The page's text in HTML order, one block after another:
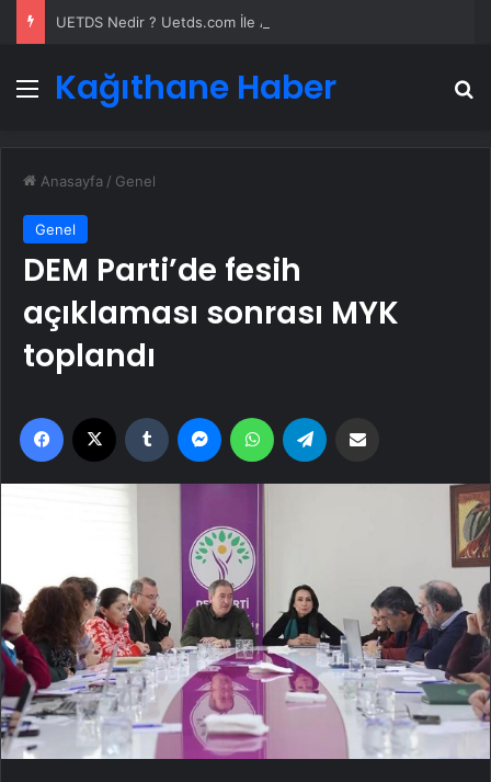
Menü
Kağıthane Haber
Anasayfa / Genel
Genel
DEM Parti’de fesih
açıklaması sonrası MYK
toplandı
Facebook Tumblr MessengerWhatsApp